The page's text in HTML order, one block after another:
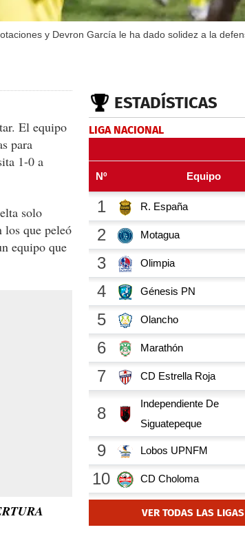
y Devron García le ha dado solidez a la
El equipo
para
1-0 a
solo
los que peleó
equipo que
ESTADÍSTICAS
LIGA NACIONAL
VER TODAS LAS LIGAS